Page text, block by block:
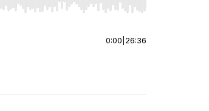
End to jump to start or end. Hold shift to
0:00 26:36